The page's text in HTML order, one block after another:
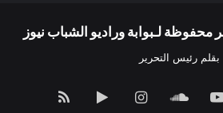
بقلم رئيس التحرير
‫YouTubeساوندانستقرام‏Googleملخص